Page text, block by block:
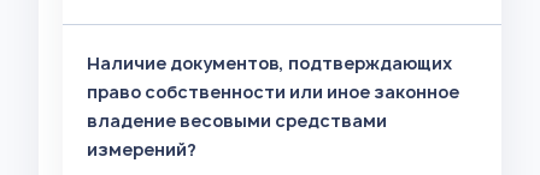
Наличие документов, подтверждающих
право собственности или иное законное
владение весовыми средствами
измерений?